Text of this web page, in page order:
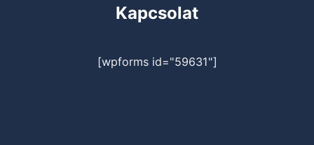
Kapcsolat
[wpforms id="59631"]